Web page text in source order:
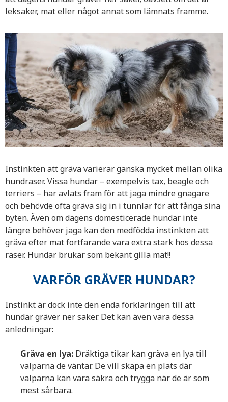
leksaker, mat eller något annat som lämnats framme.
Instinkten att gräva varierar ganska mycket mellan olika
hundraser. Vissa hundar – exempelvis tax, beagle och
terriers – har avlats fram för att jaga mindre gnagare
och behövde ofta gräva sig in i tunnlar för att fånga sina
byten. Även om dagens domesticerade hundar inte
längre behöver jaga kan den medfödda instinkten att
gräva efter mat fortfarande vara extra stark hos dessa
raser. Hundar brukar som bekant gilla mat!!
VARFÖR GRÄVER HUNDAR?
Instinkt är dock inte den enda förklaringen till att
hundar gräver ner saker. Det kan även vara dessa
anledningar:
Gräva en lya: Dräktiga tikar kan gräva en lya till
valparna de väntar. De vill skapa en plats där
valparna kan vara säkra och trygga när de är som
mest sårbara.